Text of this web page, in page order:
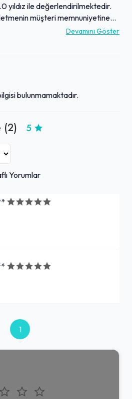
yıldız ile değerlendirilmektedir.
müşteri memnuniyetine
hizmet kalitesini yansıtmaktadır.
başarılı olduğunu ve tercih edilen
Devamını Göster
bulunmamaktadır.
(2) 5
Yorumlar
1